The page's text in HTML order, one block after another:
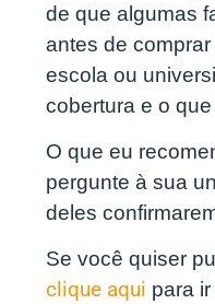
de que algumas
antes de
escola ou
cobertura e o
O que eu
pergunte à sua
deles
Se você quiser
clique aqui para